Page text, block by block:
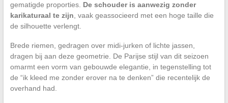
gematigde proporties. De schouder is aanwezig zonder
karikaturaal te zijn , vaak geassocieerd met een hoge taille die
de silhouette verlengt.
Brede riemen, gedragen over midi-jurken of lichte jassen,
dragen bij aan deze geometrie. De Parijse stijl van dit seizoen
omarmt een vorm van gebouwde elegantie, in tegenstelling tot
de “ik kleed me zonder erover na te denken” die recentelijk de
overhand had.